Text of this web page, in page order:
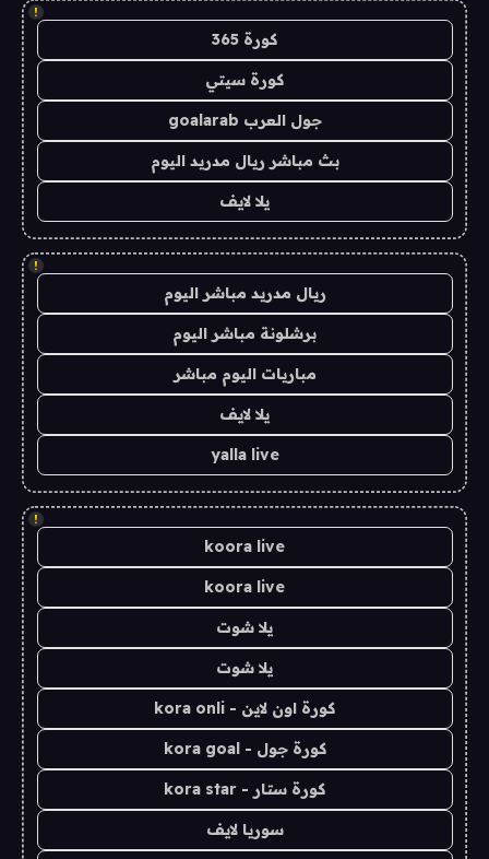
!
كورة 365
كورة سيتي
جول العرب goalarab
بث مباشر ريال مدريد اليوم
يلا لايف
!
ريال مدريد مباشر اليوم
برشلونة مباشر اليوم
مباريات اليوم مباشر
يلا لايف
yalla live
!
koora live
koora live
يلا شوت
يلا شوت
كورة اون لاين - kora onli
كورة جول - kora goal
كورة ستار - kora star
سوريا لايف